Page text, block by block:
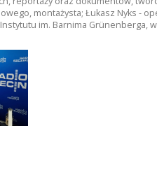
montażysta; Łukasz Nyks -
im. Barnima Grünenberga,